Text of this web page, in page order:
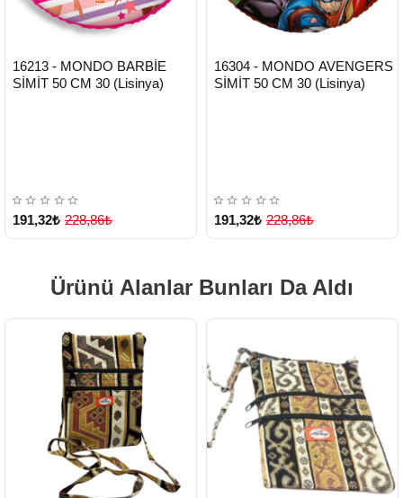
TESLİMAT
Çok Satılan Ürün
Yeni Ürün
16213 - MONDO BARBİE
SİMİT 50 CM 30 (Lisinya)
191,32₺ 228,86₺
TESLİMAT
Yeni Ürün
16304 - MONDO AVENGERS
SİMİT 50 CM 30 (Lisinya)
191,32₺ 228,86₺
Ürünü Alanlar Bunları Da Aldı